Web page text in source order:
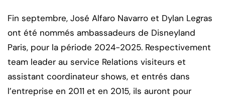
Fin septembre, José Alfaro Navarro et Dylan Legras
ont été nommés ambassadeurs de Disneyland
Paris, pour la période 2024-2025. Respectivement
team leader au service Relations visiteurs et
assistant coordinateur shows, et entrés dans
l’entreprise en 2011 et en 2015, ils auront pour